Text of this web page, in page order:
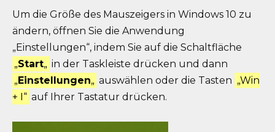
Um die Größe des Mauszeigers in Windows 10 zu
ändern, öffnen Sie die Anwendung
„Einstellungen“, indem Sie auf die Schaltfläche
„Start„ in der Taskleiste drücken und dann
„Einstellungen„ auswählen oder die Tasten „Win
+ I“ auf Ihrer Tastatur drücken.